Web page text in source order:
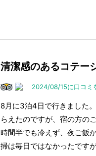
清潔感のあるコテー
2024/08/15に口コミ
8月に3泊4日で行きました
らえたのですが、宿の方の
時間半でも冷えず、夜ご飯
掃は毎日ではなかったです